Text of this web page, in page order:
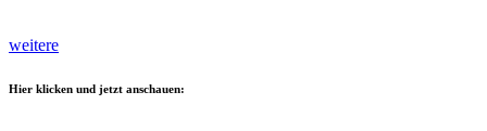
weitere
Hier klicken und jetzt anschauen: